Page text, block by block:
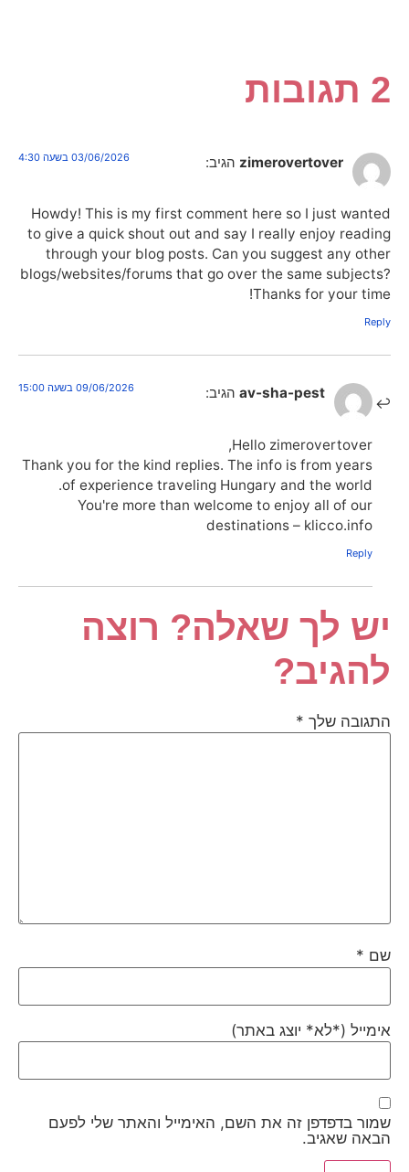
2 תגובות
zimerovertover הגיב: 03/06/2026 בשעה 4:30
Howdy! This is my first comment here so I just wanted
to give a quick shout out and say I really enjoy reading
through your blog posts. Can you suggest any other
blogs/websites/forums that go over the same subjects?
Thanks for your time!
Reply
av-sha-pest הגיב: 09/06/2026 בשעה 15:00
Hello zimerovertover,
Thank you for the kind replies. The info is from years
of experience traveling Hungary and the world.
You're more than welcome to enjoy all of our
destinations – klicco.info
Reply
יש לך שאלה? רוצה
להגיב?
התגובה שלך *
שם *
אימייל (*לא* יוצג באתר)
שמור בדפדפן זה את השם, האימייל והאתר שלי לפעם
הבאה שאגיב.